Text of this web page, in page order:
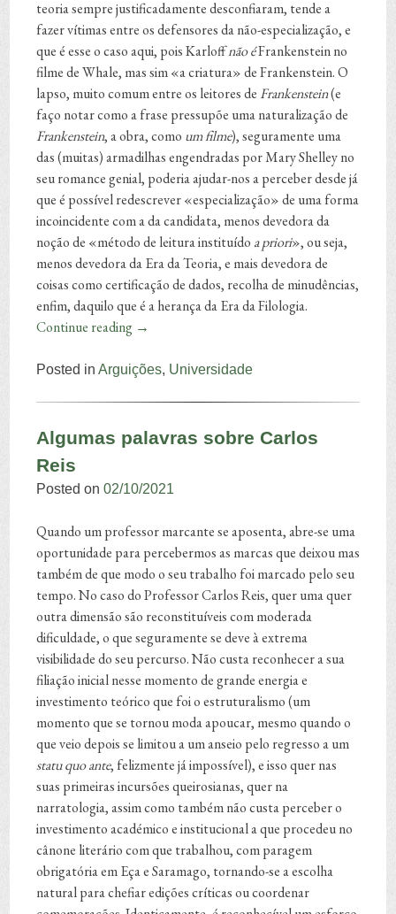
teoria sempre justificadamente desconfiaram, tende a
fazer vítimas entre os defensores da não-especialização, e
que é esse o caso aqui, pois Karloffnão éFrankenstein no
filme de Whale, mas sim «a criatura» de Frankenstein. O
lapso, muito comum entre os leitores de Frankenstein(e
faço notar como a frase pressupõe uma naturalização de
Frankenstein, a obra, como um filme), seguramente uma
das (muitas) armadilhas engendradas por Mary Shelley no
seu romance genial, poderia ajudar-nos a perceber desde já
que é possível redescrever «especialização» de uma forma
incoincidente com a da candidata, menos devedora da
noção de «método de leitura instituído a priori», ou seja,
menos devedora da Era da Teoria, e mais devedora de
coisas como certificação de dados, recolha de minudências,
enfim, daquilo que é a herança da Era da Filologia.
Continue reading →
Posted inArguições, Universidade
Algumas palavras sobre Carlos
Reis
Posted on02/10/2021
Quando um professor marcante se aposenta, abre-se uma
oportunidade para percebermos as marcas que deixou mas
também de que modo o seu trabalho foi marcado pelo seu
tempo. No caso do Professor Carlos Reis, quer uma quer
outra dimensão são reconstituíveis com moderada
dificuldade, o que seguramente se deve à extrema
visibilidade do seu percurso. Não custa reconhecer a sua
filiação inicial nesse momento de grande energia e
investimento teórico que foi o estruturalismo (um
momento que se tornou moda apoucar, mesmo quando o
que veio depois se limitou a um anseio pelo regresso a um
statu quo ante, felizmente já impossível), e isso quer nas
suas primeiras incursões queirosianas, quer na
narratologia, assim como também não custa perceber o
investimento académico e institucional a que procedeu no
cânone literário com que trabalhou, com paragem
obrigatória em Eça e Saramago, tornando-se a escolha
natural para chefiar edições críticas ou coordenar